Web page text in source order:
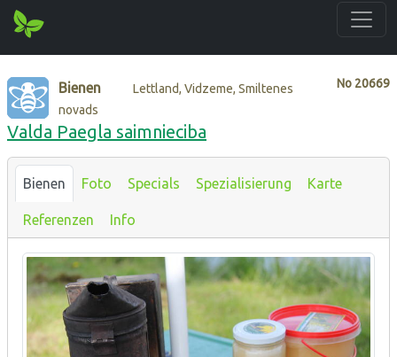
No 20669
Bienen
Lettland, Vidzeme, Smiltenes
novads
Valda Paegla saimnieciba
Bienen Foto Specials Spezialisierung Karte
Referenzen Info